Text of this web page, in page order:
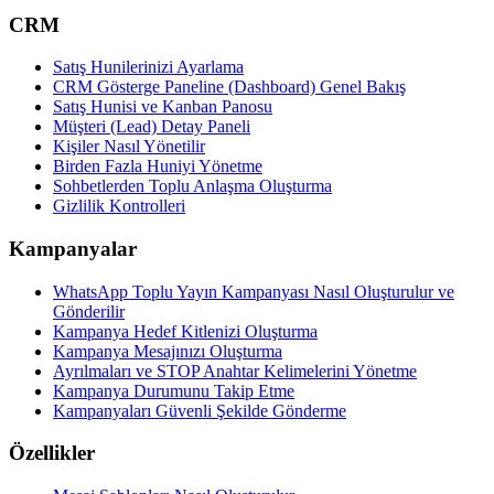
CRM
Satış Hunilerinizi Ayarlama
CRM Gösterge Paneline (Dashboard) Genel Bakış
Satış Hunisi ve Kanban Panosu
Müşteri (Lead) Detay Paneli
Kişiler Nasıl Yönetilir
Birden Fazla Huniyi Yönetme
Sohbetlerden Toplu Anlaşma Oluşturma
Gizlilik Kontrolleri
Kampanyalar
WhatsApp Toplu Yayın Kampanyası Nasıl Oluşturulur ve
Gönderilir
Kampanya Hedef Kitlenizi Oluşturma
Kampanya Mesajınızı Oluşturma
Ayrılmaları ve STOP Anahtar Kelimelerini Yönetme
Kampanya Durumunu Takip Etme
Kampanyaları Güvenli Şekilde Gönderme
Özellikler